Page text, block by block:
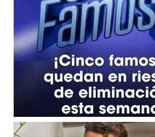
☀️🎤"El Sol” reapareció en pantalla